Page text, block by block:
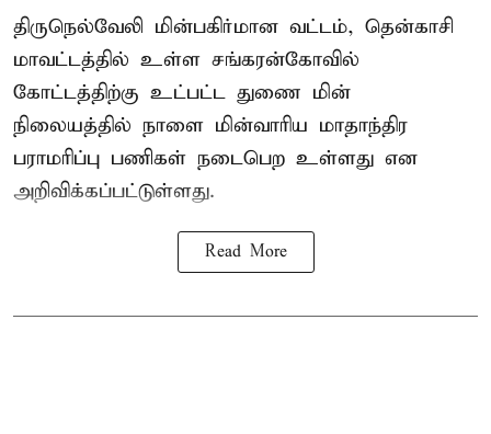
திருநெல்வேலி மின்பகிர்மான வட்டம், தென்காசி
மாவட்டத்தில் உள்ள சங்கரன்கோவில்
கோட்டத்திற்கு உட்பட்ட துணை மின்
நிலையத்தில் நாளை மின்வாரிய மாதாந்திர
பராமரிப்பு பணிகள் நடைபெற உள்ளது என
அறிவிக்கப்பட்டுள்ளது.
Read More